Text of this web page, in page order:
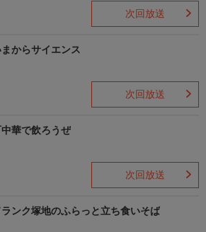
次回放送
まからサイエンス
次回放送
中華で飲ろうぜ
次回放送
ランク塚地のふらっと立ち食いそば